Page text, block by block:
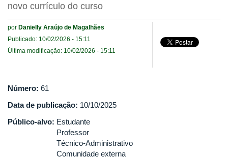
novo currículo do curso
por Danielly Araújo de Magalhães
Publicado: 10/02/2026 - 15:11
Última modificação: 10/02/2026 - 15:11
Número: 61
Data de publicação: 10/10/2025
Público-alvo: Estudante
Professor
Técnico-Administrativo
Comunidade externa